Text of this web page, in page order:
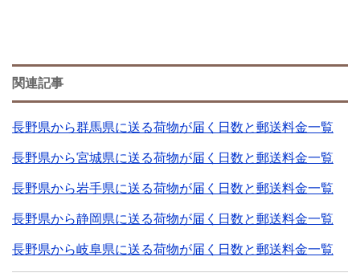
関連記事
長野県から群馬県に送る荷物が届く日数と郵送料金一覧
長野県から宮城県に送る荷物が届く日数と郵送料金一覧
長野県から岩手県に送る荷物が届く日数と郵送料金一覧
長野県から静岡県に送る荷物が届く日数と郵送料金一覧
長野県から岐阜県に送る荷物が届く日数と郵送料金一覧